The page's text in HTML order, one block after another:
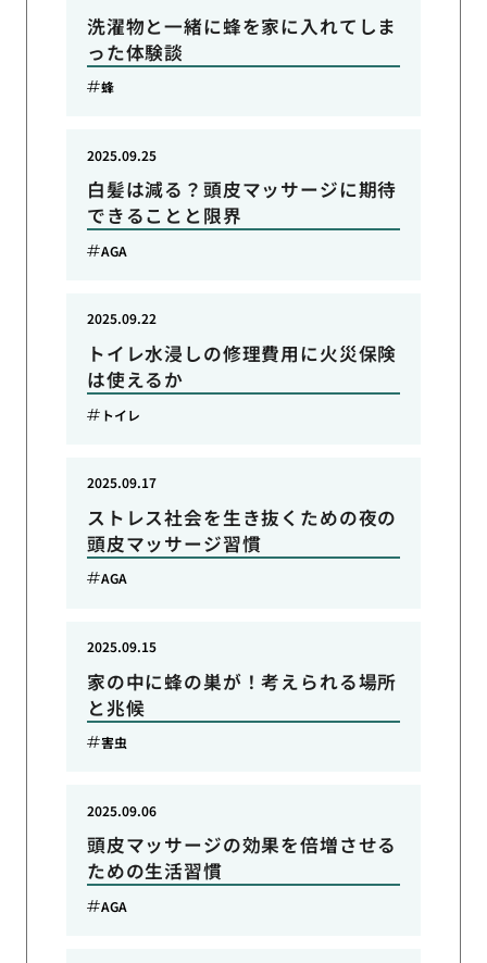
洗濯物と一緒に蜂を家に入れてしま
った体験談
蜂
白髪は減る？頭皮マッサージに期待
できることと限界
2025.09.25
AGA
トイレ水浸しの修理費用に火災保険
は使えるか
2025.09.22
トイレ
ストレス社会を生き抜くための夜の
頭皮マッサージ習慣
2025.09.17
AGA
家の中に蜂の巣が！考えられる場所
と兆候
2025.09.15
害虫
頭皮マッサージの効果を倍増させる
ための生活習慣
2025.09.06
AGA